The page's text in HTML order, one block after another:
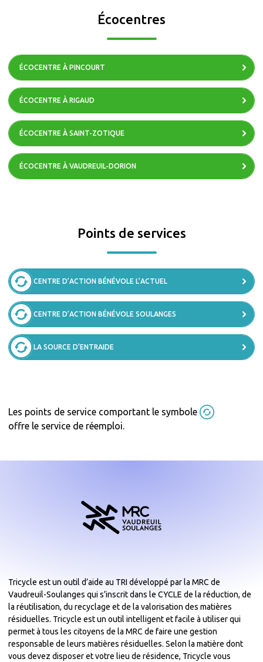
Écocentres
ÉCOCENTRE À PINCOURT
ÉCOCENTRE À RIGAUD
ÉCOCENTRE À SAINT-ZOTIQUE
ÉCOCENTRE À VAUDREUIL-DORION
Points de services
CENTRE D’ACTION BÉNÉVOLE L’ACTUEL
CENTRE D’ACTION BÉNÉVOLE SOULANGES
LA SOURCE D’ENTRAIDE
Les points de service comportant le symbole
offre le service de réemploi.
Tricycle est un outil d’aide au TRI développé par la MRC de
Vaudreuil-Soulanges qui s’inscrit dans le CYCLE de la réduction, de
la réutilisation, du recyclage et de la valorisation des matières
résiduelles. Tricycle est un outil intelligent et facile à utiliser qui
permet à tous les citoyens de la MRC de faire une gestion
responsable de leurs matières résiduelles. Selon la matière dont
vous devez disposer et votre lieu de résidence, Tricycle vous